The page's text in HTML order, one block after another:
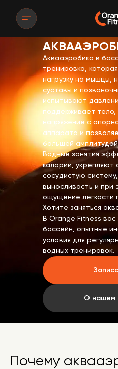
Аквааэробика в
тренировка,
нагрузку на мышцы,
суставы и
испытывают
поддерживает тело,
напряжение с
аппарата и
большей
Водные занятия
калории, укрепляют
сосудистую
выносливость и при
ощущение легкости
Хотите заняться
В Orange Fitness
бассейн, опытные
условия для
водных тренировок.
О нашем
Почему